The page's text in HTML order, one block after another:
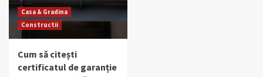
Casa & Gradina
Constructii
Cum să citești
certificatul de garanție